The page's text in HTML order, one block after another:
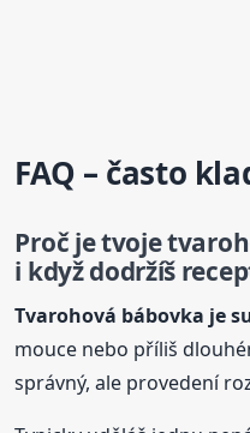
FAQ – často
Proč je tvoje
i když dodržíš
Tvarohová bábovka je
mouce nebo příliš
správný, ale provedení